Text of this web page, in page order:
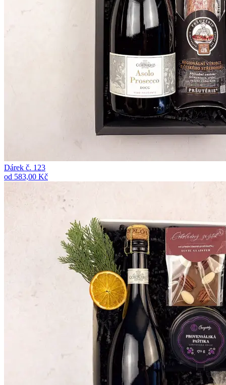
Dárek č. 123
od 583,00 Kč